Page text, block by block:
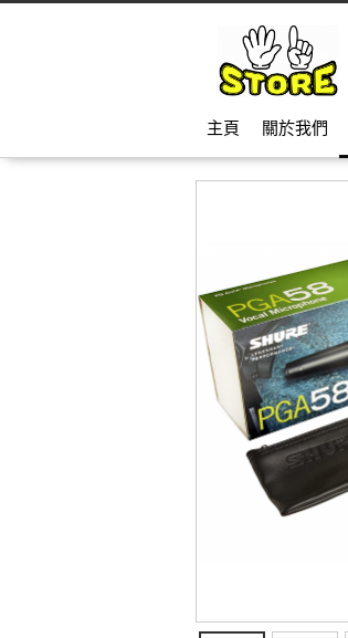
主頁 關於我們